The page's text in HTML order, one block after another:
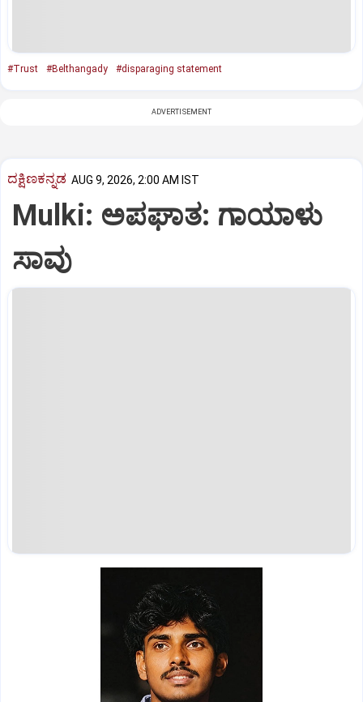
#Trust #Belthangady #disparaging statement
ADVERTISEMENT
ದಕ್ಷಿಣಕನ್ನಡ AUG 9, 2026, 2:00 AM IST
Mulki: ಅಪಘಾತ: ಗಾಯಾಳು
ಸಾವು